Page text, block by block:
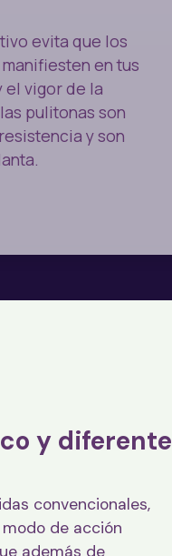
evita que los
en tus
el vigor de la
pulitonas son
y son
y diferente
convencionales,
de acción
además de